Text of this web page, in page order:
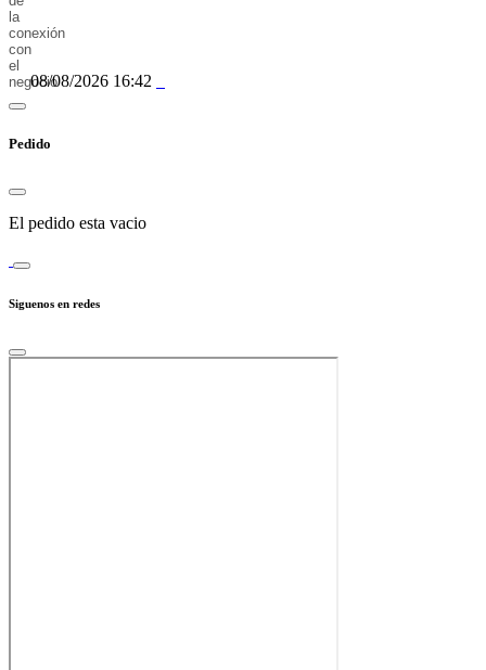
08/08/2026 16:42
Pedido
El pedido esta vacio
Siguenos en redes